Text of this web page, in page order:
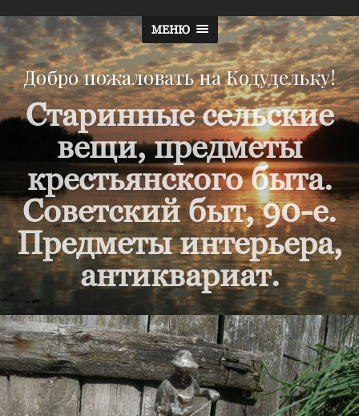
МЕНЮ
Добро пожаловать на Кодудельку!
Старинные сельские
вещи, предметы
крестьянского быта.
Советский быт, 90-е.
Предметы интерьера,
антиквариат.